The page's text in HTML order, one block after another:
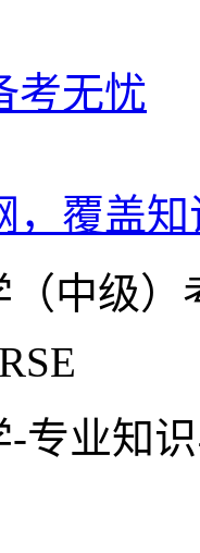
考无忧
，覆盖
（中级）
-专业知